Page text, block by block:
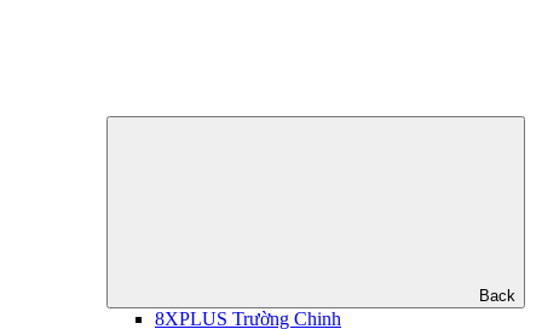
Back
8XPLUS Trường Chinh